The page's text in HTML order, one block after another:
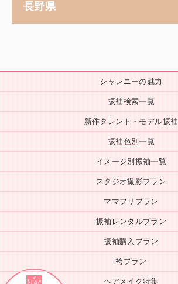
長野県
シャレニーの魅力
振袖検索一覧
新作タレント・モデル振袖
振袖色別一覧
イメージ別振袖一覧
スタジオ撮影プラン
ママフリプラン
振袖レンタルプラン
振袖購入プラン
袴プラン
ヘアメイク特集